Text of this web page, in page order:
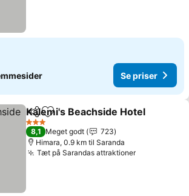
Se priser
Del Føj til favoritter
Kalemi's Beachside Hotel
3 Stjerner
8,1 Meget godt
723
Himara, 0.9 km til Saranda
Tæt på Sarandas attraktioner